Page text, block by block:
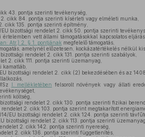
43. pontja szerinti tevékenység,
cikk 84. pontja szerinti kísérleti vagy elméleti munka,
cikk 135. pontja szerinti építmény,
bizottsági rendelet 2. cikk 50. pontja szerinti
vett állami támogatásokkal kapcsolatos
Atr.) 2. § 1. pontjának megfelelő támogatás,
amelynél előzetesen, kockázatértékelés nélkül
rendelet 2. cikk 131. pontja szerinti szabályok,
2. cikk 111. pontja szerinti üzemanyag,
kamatláb,
bizottsági rendelet 2. cikk (2) bekezdésében és az
I. mellékletében felsorolt növények vagy állati
költség,
rendelet 2. cikk 130. pontja szerinti fizikai
2. cikk 103. pontja szerint megtakarított
EU bizottsági rendelet 2. cikk 124. pontja szerinti
bizottsági rendelet 2. cikk 113. pontja szerinti üzemanyag,
2. cikk 142. pontja szerinti nyereség,
2. cikk 136. pontja szerinti függetlenítés,